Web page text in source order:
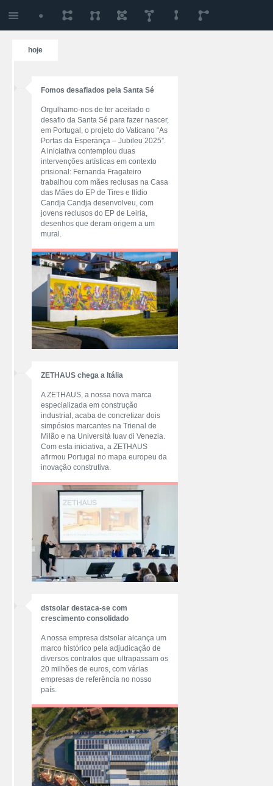
hoje
Fomos desafiados pela Santa Sé
Orgulhamo-nos de ter aceitado o
desafio da Santa Sé para fazer nascer,
em Portugal, o projeto do Vaticano “As
Portas da Esperança – Jubileu 2025”.
A iniciativa contemplou duas
intervenções artísticas em contexto
prisional: Fernanda Fragateiro
trabalhou com mães reclusas na Casa
das Mães do EP de Tires e Ilídio
Candja Candja desenvolveu, com
jovens reclusos do EP de Leiria,
desenhos que deram origem a um
mural.
ZETHAUS chega a Itália
A ZETHAUS, a nossa nova marca
especializada em construção
industrial, acaba de concretizar dois
simpósios marcantes na Trienal de
Milão e na Università Iuav di Venezia.
Com esta iniciativa, a ZETHAUS
afirmou Portugal no mapa europeu da
inovação construtiva.
dstsolar destaca-se com
crescimento consolidado
A nossa empresa dstsolar alcança um
marco histórico pela adjudicação de
diversos contratos que ultrapassam os
20 milhões de euros, com várias
empresas de referência no nosso
país.